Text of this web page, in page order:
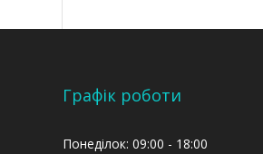
Графік роботи
Понеділок: 09:00 - 18:00